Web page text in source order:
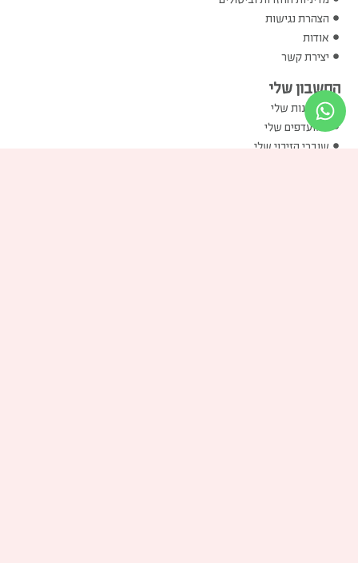
הצהרת נגישות
אודות
יצירת קשר
החשבון שלי
ההזמנות שלי
המועדפים שלי
שוברי הזיכוי שלי